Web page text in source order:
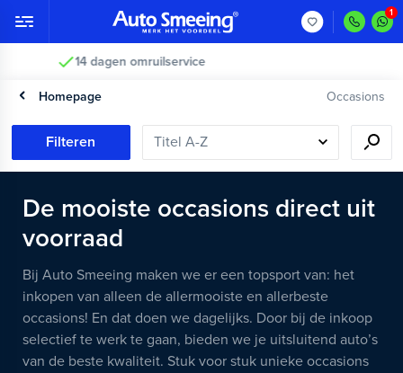
2 jaar garantie >
Homepage Occasions
Filteren
De mooiste occasions direct uit
voorraad
Bij Auto Smeeing maken we er een topsport van: het
inkopen van alleen de allermooiste en allerbeste
occasions! En dat doen we dagelijks. Door bij de inkoop
selectief te werk te gaan, bieden we je uitsluitend auto’s
van de beste kwaliteit. Stuk voor stuk unieke occasions